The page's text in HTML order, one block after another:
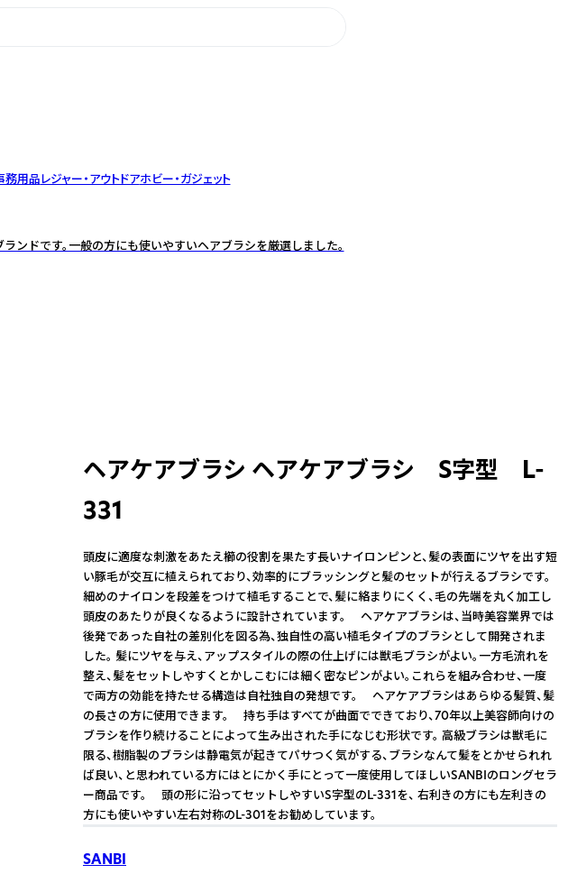
務用品レジャー・アウトドアホビー・ガジェット
ンドです。一般の方にも使いやすいヘアブラシを厳選しました。
ヘアケアブラシ ヘアケアブラシ S字型 L-
331
頭皮に適度な刺激をあたえ櫛の役割を果たす長いナイロンピンと、髪の表面にツヤを出す短
い豚毛が交互に植えられており、効率的にブラッシングと髪のセットが行えるブラシです。
細めのナイロンを段差をつけて植毛することで、髪に絡まりにくく、毛の先端を丸く加工し
頭皮のあたりが良くなるように設計されています。 ヘアケアブラシは、当時美容業界では
後発であった自社の差別化を図る為、独自性の高い植毛タイプのブラシとして開発されま
した。 髪にツヤを与え、アップスタイルの際の仕上げには獣毛ブラシがよい。一方毛流れを
整え、髪をセットしやすくとかしこむには細く密なピンがよい。これらを組み合わせ、一度
で両方の効能を持たせる構造は自社独自の発想です。 ヘアケアブラシはあらゆる髪質、髪
の長さの方に使用できます。 持ち手はすべてが曲面でできており、70年以上美容師向けの
ブラシを作り続けることによって生み出された手になじむ形状です。 高級ブラシは獣毛に
限る、樹脂製のブラシは静電気が起きてパサつく気がする、ブラシなんて髪をとかせられれ
ば良い、と思われている方にはとにかく手にとって一度使用してほしいSANBIのロングセラ
ー商品です。 頭の形に沿ってセットしやすいS字型のL-331を、 右利きの方にも左利きの
方にも使いやすい左右対称のL-301をお勧めしています。
SANBI